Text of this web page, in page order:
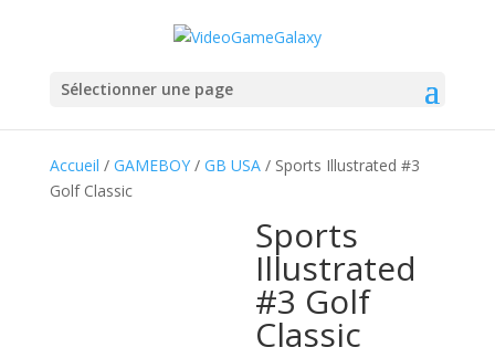
Sélectionner une page
Accueil / GAMEBOY/ GB USA/ Sports Illustrated #3
Golf Classic
Sports
Illustrated
#3 Golf
Classic